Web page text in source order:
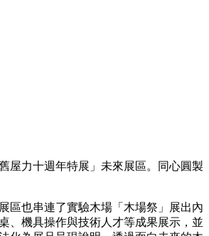
屋力十週年特展」未來展區。同心圓製
區也串連了實驗木場「木場祭」展出內
、機具操作與技術人才等成果展示，並